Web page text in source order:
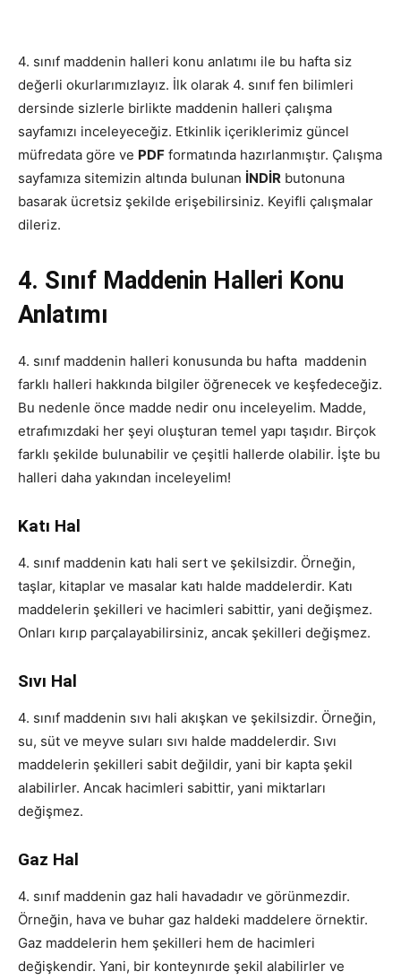
4. sınıf maddenin halleri konu anlatımı ile bu hafta siz
değerli okurlarımızlayız. İlk olarak 4. sınıf fen bilimleri
dersinde sizlerle birlikte maddenin halleri çalışma
sayfamızı inceleyeceğiz. Etkinlik içeriklerimiz güncel
müfredata göre ve PDF formatında hazırlanmıştır. Çalışma
sayfamıza sitemizin altında bulunan İNDİR butonuna
basarak ücretsiz şekilde erişebilirsiniz. Keyifli çalışmalar
dileriz.
4. Sınıf Maddenin Halleri Konu
Anlatımı
4. sınıf maddenin halleri konusunda bu hafta maddenin
farklı halleri hakkında bilgiler öğrenecek ve keşfedeceğiz.
Bu nedenle önce madde nedir onu inceleyelim. Madde,
etrafımızdaki her şeyi oluşturan temel yapı taşıdır. Birçok
farklı şekilde bulunabilir ve çeşitli hallerde olabilir. İşte bu
halleri daha yakından inceleyelim!
Katı Hal
4. sınıf maddenin katı hali sert ve şekilsizdir. Örneğin,
taşlar, kitaplar ve masalar katı halde maddelerdir. Katı
maddelerin şekilleri ve hacimleri sabittir, yani değişmez.
Onları kırıp parçalayabilirsiniz, ancak şekilleri değişmez.
Sıvı Hal
4. sınıf maddenin sıvı hali akışkan ve şekilsizdir. Örneğin,
su, süt ve meyve suları sıvı halde maddelerdir. Sıvı
maddelerin şekilleri sabit değildir, yani bir kapta şekil
alabilirler. Ancak hacimleri sabittir, yani miktarları
değişmez.
Gaz Hal
4. sınıf maddenin gaz hali havadadır ve görünmezdir.
Örneğin, hava ve buhar gaz haldeki maddelere örnektir.
Gaz maddelerin hem şekilleri hem de hacimleri
değişkendir. Yani, bir konteynırde şekil alabilirler ve